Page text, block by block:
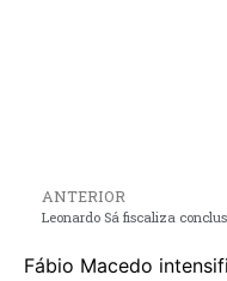
ANTERIOR
Fábio Macedo